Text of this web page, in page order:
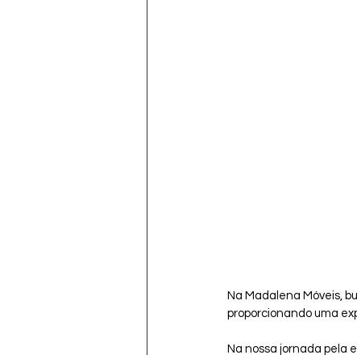
Na Madalena Móveis,
proporcionando uma
Na nossa jornada pela